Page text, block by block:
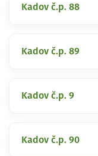
Kadov č.p. 88
Kadov č.p. 89
Kadov č.p. 9
Kadov č.p. 90